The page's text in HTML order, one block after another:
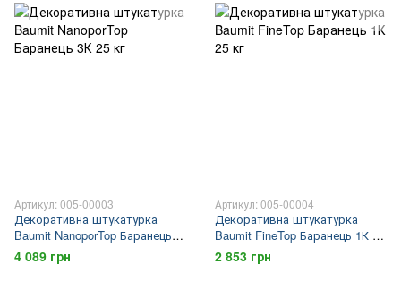
Артикул: 005-00003
Декоративна штукатурка
Baumit NanoporTop Баранець
3К 25 кг
4 089 грн
Артикул: 005-00004
Декоративна штукатурка
Baumit FineTop Баранець 1К 25
кг
2 853 грн